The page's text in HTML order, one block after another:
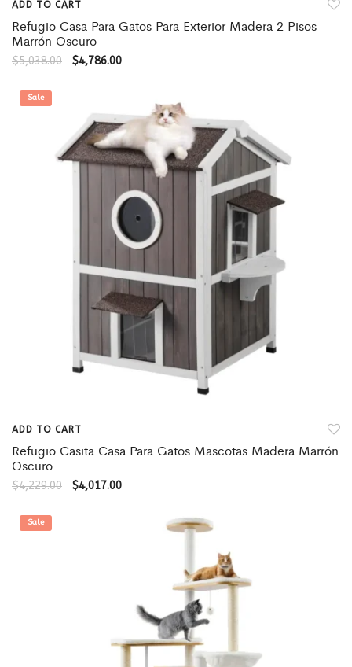
ADD TO CART
Refugio Casa Para Gatos Para Exterior Madera 2 Pisos
Marrón Oscuro
$5,038.00 $4,786.00
Sale
ADD TO CART
Refugio Casita Casa Para Gatos Mascotas Madera Marrón
Oscuro
$4,229.00 $4,017.00
Sale